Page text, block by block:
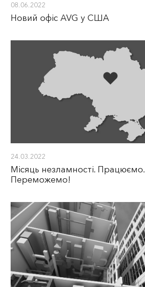
08.06.2022
Новий офіс AVG у США
24.03.2022
Місяць незламності. Працюємо.
Переможемо!